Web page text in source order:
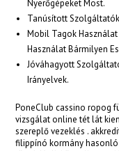
Nyerőgépeket Most.
Tanúsított
Mobil Tagok
Használat Bármilyen
Jóváhagyott
Irányelvek.
PoneClub cassino ropog
vizsgálat online tét lát
szereplő vezeklés .
filippínó kormány hasonló